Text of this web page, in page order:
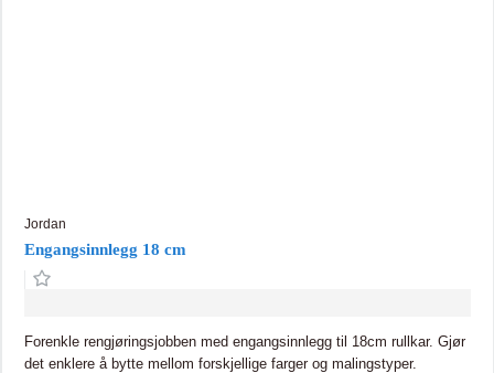
Jordan
Engangsinnlegg 18 cm
Forenkle rengjøringsjobben med engangsinnlegg til 18cm rullkar. Gjør
det enklere å bytte mellom forskjellige farger og malingstyper.